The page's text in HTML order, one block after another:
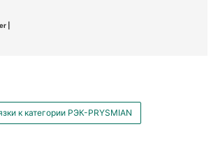
|
к категории РЭК-PRYSMIAN